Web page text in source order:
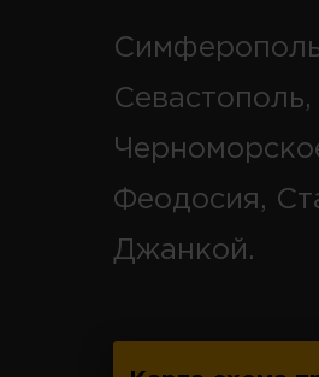
Феодосия,
Джанкой.